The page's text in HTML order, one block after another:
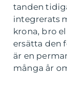
tanden
integrerats
krona, bro
ersätta den
är en
många år